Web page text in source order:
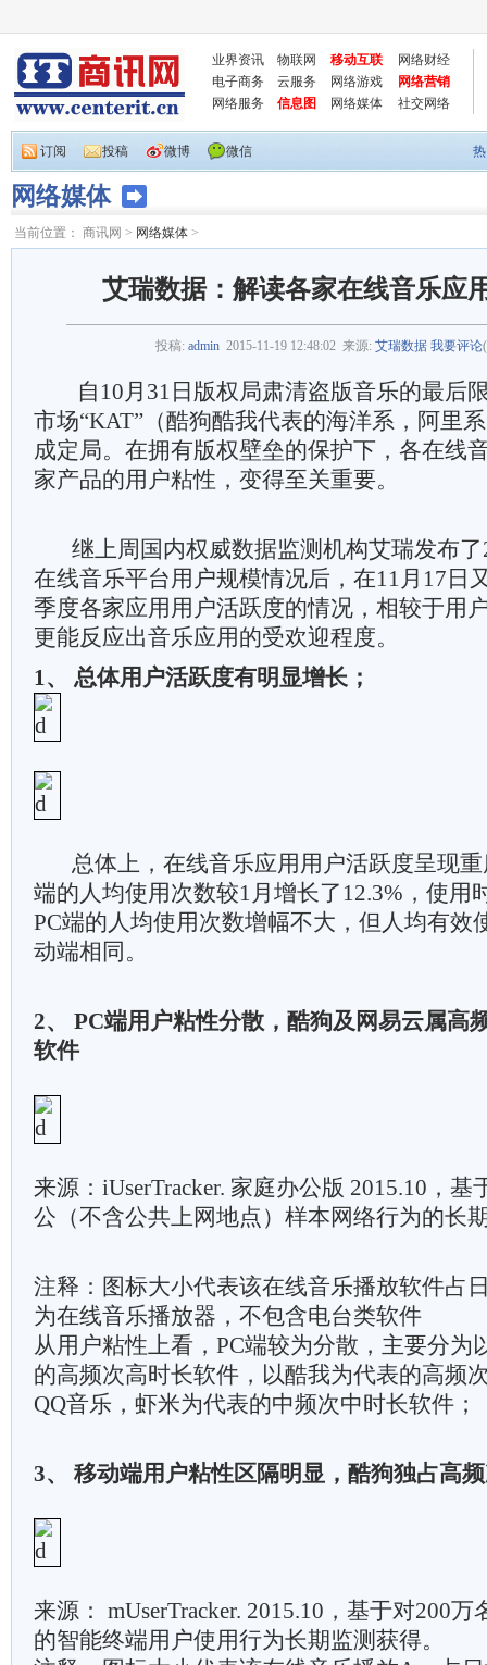
业界资讯 物联网 移动互联
网络财经
电子商务
云服务 网络游戏
网络营销
网络服务
信息图 网络媒体 社交网络
订阅 投稿 微博 微信
网络媒体
当前位置： 商讯网 > 网络媒体 >
艾瑞数据：解读各家在线音乐应
投稿: admin 2015-11-19 12:48:02 来源: 艾瑞数据 我要评论(
自10月31日版权局肃清盗版音乐的最后
市场“KAT”（酷狗酷我代表的海洋系，阿里
成定局。在拥有版权壁垒的保护下，各在线
家产品的用户粘性，变得至关重要。
继上周国内权威数据监测机构艾瑞发布了
在线音乐平台用户规模情况后，在11月17日
季度各家应用用户活跃度的情况，相较于用
更能反应出音乐应用的受欢迎程度。
1、 总体用户活跃度有明显增长；
总体上，在线音乐应用用户活跃度呈现重
端的人均使用次数较1月增长了12.3%，使用
PC端的人均使用次数增幅不大，但人均有效
动端相同。
2、 PC端用户粘性分散，酷狗及网易云属高
软件
来源：iUserTracker. 家庭办公版 2015.10，
公（不含公共上网地点）样本网络行为的长
注释：图标大小代表该在线音乐播放软件占
为在线音乐播放器，不包含电台类软件
从用户粘性上看，PC端较为分散，主要分为
的高频次高时长软件，以酷我为代表的高频
QQ音乐，虾米为代表的中频次中时长软件；
3、 移动端用户粘性区隔明显，酷狗独占高
来源： mUserTracker. 2015.10，基于对200
的智能终端用户使用行为长期监测获得。